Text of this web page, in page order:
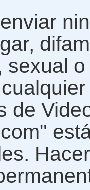
sexual
de